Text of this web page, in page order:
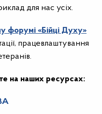
для нас усіх.
форумі «Бійці Духу»
працевлаштування
на наших ресурсах: